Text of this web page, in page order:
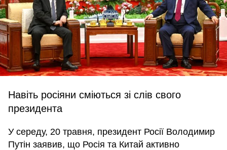
Навіть росіяни сміються зі слів свого
президента
У середу, 20 травня, президент Росії Володимир
Путін заявив, що Росія та Китай активно